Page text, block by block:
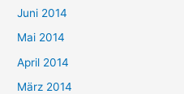
Juni 2014
Mai 2014
April 2014
März 2014